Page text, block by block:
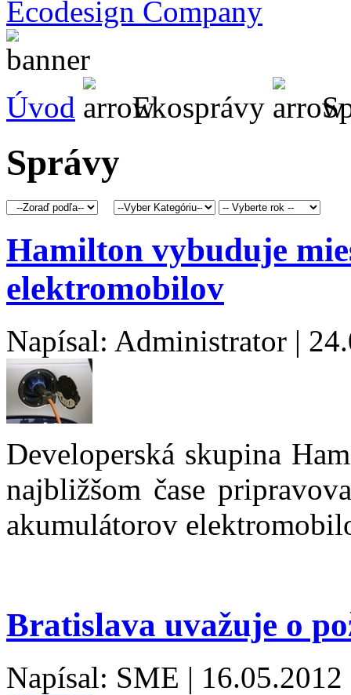
Ecodesign Company
Úvod Ekosprávy
Správy
Hamilton vybuduje
elektromobilov
Napísal: Administrator |
Developerská skupina
najbližšom čase
akumulátorov
Bratislava uvažuje o
Napísal: SME | 16.05.2012